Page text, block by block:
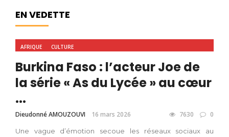
EN VEDETTE
AFRIQUE CULTURE
Burkina Faso : l’acteur Joe de
la série « As du Lycée » au cœur
...
Dieudonné AMOUZOUVI 16 mars 2026 7630 0
Une vague d’émotion secoue les réseaux sociaux au